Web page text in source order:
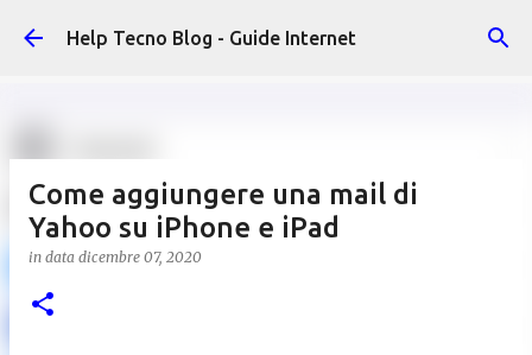
Passa ai contenuti principali
Help Tecno Blog - Guide Internet
Come aggiungere una mail di
Yahoo su iPhone e iPad
in data dicembre 07, 2020